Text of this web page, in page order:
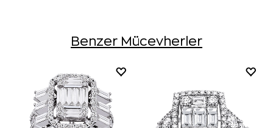
Benzer Mücevherler